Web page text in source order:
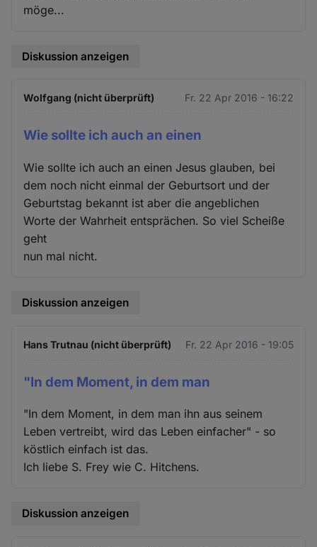
möge...
Diskussion anzeigen
Wolfgang (nicht überprüft) Fr. 22 Apr 2016 - 16:22
Wie sollte ich auch an einen
Wie sollte ich auch an einen Jesus glauben, bei
dem noch nicht einmal der Geburtsort und der
Geburtstag bekannt ist aber die angeblichen
Worte der Wahrheit entsprächen. So viel Scheiße
geht
nun mal nicht.
Diskussion anzeigen
Hans Trutnau (nicht überprüft) Fr. 22 Apr 2016 - 19:05
"In dem Moment, in dem man
"In dem Moment, in dem man ihn aus seinem
Leben vertreibt, wird das Leben einfacher" - so
köstlich einfach ist das.
Ich liebe S. Frey wie C. Hitchens.
Diskussion anzeigen